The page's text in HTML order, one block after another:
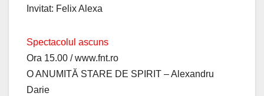
Invitat: Felix Alexa
Spectacolul ascuns
Ora 15.00 / www.fnt.ro
O ANUMITĂ STARE DE SPIRIT – Alexandru
Darie